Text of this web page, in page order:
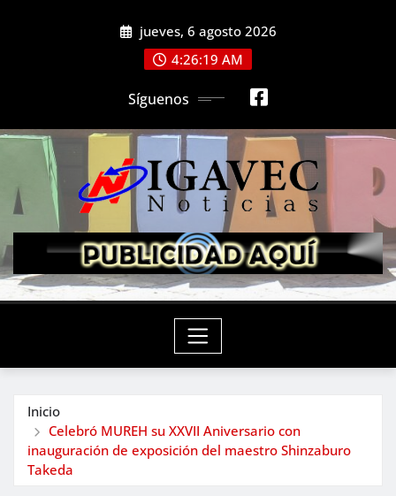
jueves, 6 agosto 2026
4:26:21 AM
Síguenos
Inicio
Celebró MUREH su XXVII Aniversario con
inauguración de exposición del maestro Shinzaburo
Takeda